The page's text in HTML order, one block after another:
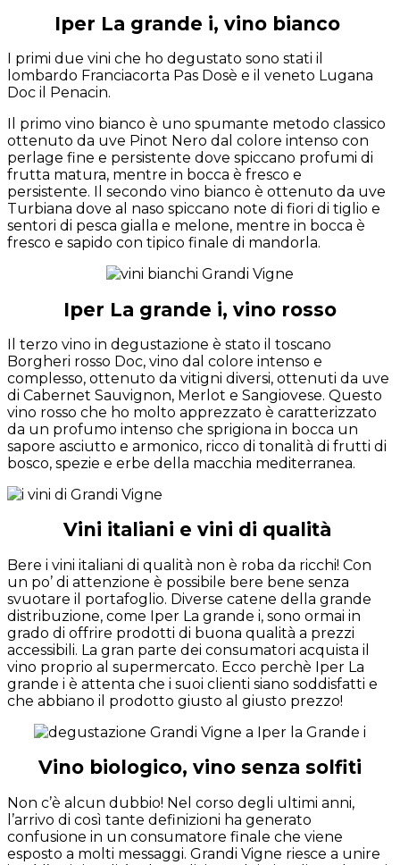
Iper La grande i, vino bianco
I primi due vini che ho degustato sono stati il
lombardo Franciacorta Pas Dosè e il veneto Lugana
Doc il Penacin.
Il primo vino bianco è uno spumante metodo classico
ottenuto da uve Pinot Nero dal colore intenso con
perlage fine e persistente dove spiccano profumi di
frutta matura, mentre in bocca è fresco e
persistente. Il secondo vino bianco è ottenuto da uve
Turbiana dove al naso spiccano note di fiori di tiglio e
sentori di pesca gialla e melone, mentre in bocca è
fresco e sapido con tipico finale di mandorla.
Iper La grande i, vino rosso
Il terzo vino in degustazione è stato il toscano
Borgheri rosso Doc, vino dal colore intenso e
complesso, ottenuto da vitigni diversi, ottenuti da uve
di Cabernet Sauvignon, Merlot e Sangiovese. Questo
vino rosso che ho molto apprezzato è caratterizzato
da un profumo intenso che sprigiona in bocca un
sapore asciutto e armonico, ricco di tonalità di frutti di
bosco, spezie e erbe della macchia mediterranea.
Vini italiani e vini di qualità
Bere i vini italiani di qualità non è roba da ricchi! Con
un po’ di attenzione è possibile bere bene senza
svuotare il portafoglio. Diverse catene della grande
distribuzione, come Iper La grande i, sono ormai in
grado di offrire prodotti di buona qualità a prezzi
accessibili. La gran parte dei consumatori acquista il
vino proprio al supermercato. Ecco perchè Iper La
grande i è attenta che i suoi clienti siano soddisfatti e
che abbiano il prodotto giusto al giusto prezzo!
Vino biologico, vino senza solfiti
Non c’è alcun dubbio! Nel corso degli ultimi anni,
l’arrivo di così tante definizioni ha generato
confusione in un consumatore finale che viene
esposto a molti messaggi. Grandi Vigne riesce a unire